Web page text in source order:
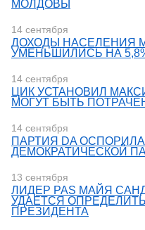
МОЛДОВЫ
14 сентября
ДОХОДЫ НАСЕЛЕНИЯ
УМЕНЬШИЛИСЬ НА
14 сентября
​ЦИК УСТАНОВИЛ
МОГУТ БЫТЬ
14 сентября
ПАРТИЯ DA
ДЕМОКРАТИЧЕСКОЙ
13 сентября
ЛИДЕР PAS МАЙЯ
УДАЕТСЯ
ПРЕЗИДЕНТА